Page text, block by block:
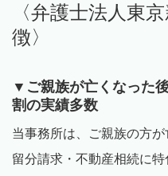
〈弁護士法人東
徴〉
▼ご親族が亡くなった
割の実績多数
当事務所は、ご親族の方
留分請求・不動産相続に特